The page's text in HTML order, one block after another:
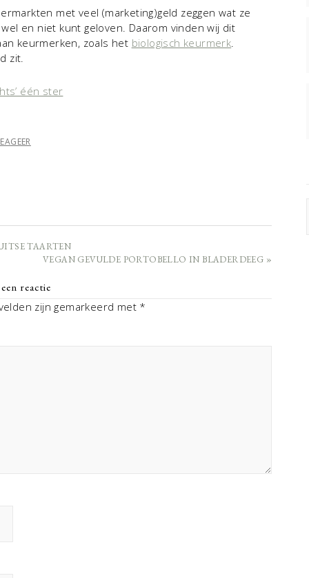
met veel (marketing)geld zeggen wat ze
en niet kunt geloven. Daarom vinden wij dit
keurmerken, zoals het biologisch keurmerk.
zit.
één ster
TAARTEN
VEGAN GEVULDE PORTOBELLO IN BLADERDEEG »
reactie
zijn gemarkeerd met *